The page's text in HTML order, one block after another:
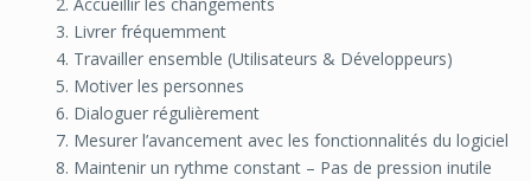
Livrer fréquemment
Travailler ensemble (Utilisateurs & Développeurs)
Motiver les personnes
Dialoguer régulièrement
Mesurer l’avancement avec les fonctionnalités du logiciel
Maintenir un rythme constant – Pas de pression inutile